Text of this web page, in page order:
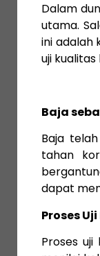
Dalam
utama.
ini adalah
uji
Baja
Baja
tahan
dapat
Proses
Proses